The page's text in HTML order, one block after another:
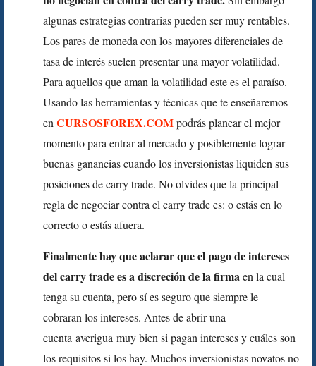
algunas estrategias contrarias pueden ser muy rentables.
Los pares de moneda con los mayores diferenciales de
tasa de interés suelen presentar una mayor volatilidad.
Para aquellos que aman la volatilidad este es el paraíso.
Usando las herramientas y técnicas que te enseñaremos
enCURSOSFOREX.COMpodrás planear el mejor
momento para entrar al mercado y posiblemente lograr
buenas ganancias cuando los inversionistas liquiden sus
posiciones de carry trade. No olvides que la principal
regla de negociar contra el carry trade es: o estás en lo
correcto o estás afuera.
Finalmente hay que aclarar que el pago de intereses
del carry trade es a discreción de la firmaen la cual
tenga su cuenta, pero sí es seguro que siempre le
cobraran los intereses. Antes de abrir una
cuenta averigua muy bien si pagan intereses y cuáles son
los requisitos si los hay. Muchos inversionistas novatos no